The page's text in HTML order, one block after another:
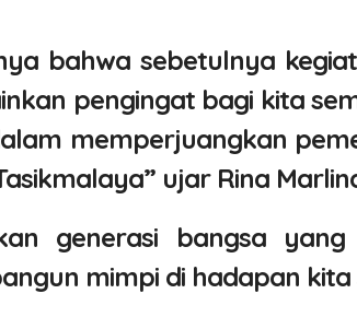
bahwa sebetulnya
pengingat bagi kita
memperjuangkan
ujar Rina
generasi bangsa
mimpi di hadapan